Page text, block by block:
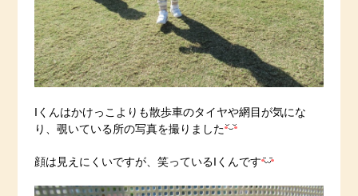
Iくんはかけっこよりも散歩車のタイヤや網目が気にな
り、覗いている所の写真を撮りました
顔は見えにくいですが、笑っているIくんです